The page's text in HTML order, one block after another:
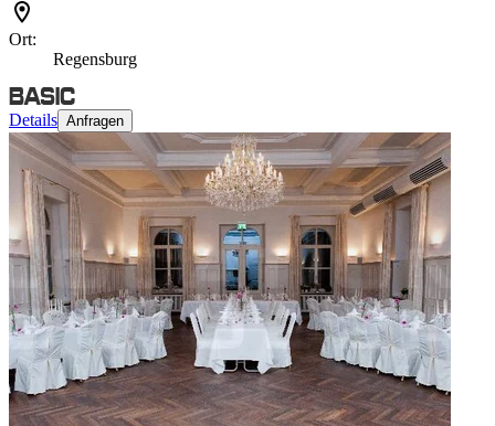
Ort:
Regensburg
Details Anfragen